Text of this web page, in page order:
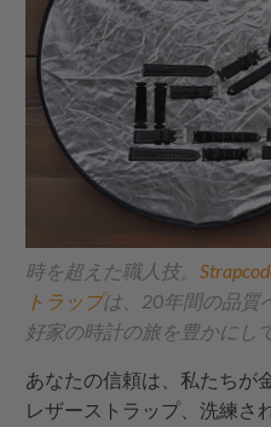
時を超えた職人技。
トラップは、20年間の品質
好家の時計の旅を豊かにし
あなたの信頼は、私たちが
レザーストラップ、洗練さ